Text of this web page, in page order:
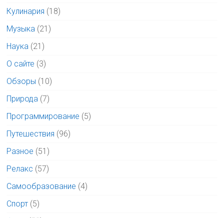
Кулинария (18)
Музыка (21)
Наука (21)
О сайте (3)
Обзоры (10)
Природа (7)
Программирование (5)
Путешествия (96)
Разное (51)
Релакс (57)
Самообразование (4)
Спорт (5)